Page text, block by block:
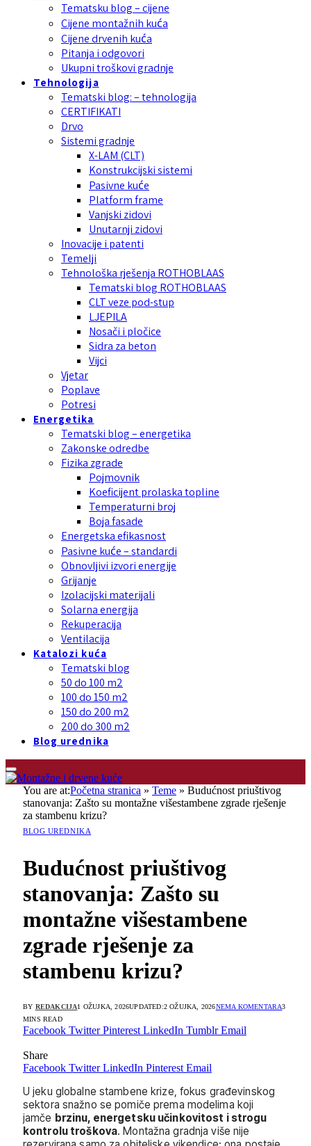
Tematsku blog – cijene
Cijene montažnih kuća
Cijene drvenih kuća
Pitanja i odgovori
Ukupni troškovi gradnje
Tehnologija
Tematski blog: – tehnologija
CERTIFIKATI
Drvo
Sistemi gradnje
X-LAM (CLT)
Konstrukcijski sistemi
Pasivne kuće
Platform frame
Vanjski zidovi
Unutarnji zidovi
Inovacije i patenti
Temelji
Tehnološka rješenja ROTHOBLAAS
Tematski blog ROTHOBLAAS
CLT veze pod-stup
LJEPILA
Nosači i pločice
Sidra za beton
Vijci
Vjetar
Poplave
Potresi
Energetika
Tematski blog – energetika
Zakonske odredbe
Fizika zgrade
Pojmovnik
Koeficijent prolaska topline
Temperaturni broj
Boja fasade
Energetska efikasnost
Pasivne kuće – standardi
Obnovljivi izvori energije
Grijanje
Izolacijski materijali
Solarna energija
Rekuperacija
Ventilacija
Katalozi kuća
Tematski blog
50 do 100 m2
100 do 150 m2
150 do 200 m2
200 do 300 m2
Blog urednika
You are at:Početna stranica » Teme » Budućnost priuštivog
stanovanja: Zašto su montažne višestambene zgrade rješenje
za stambenu krizu?
BLOG UREDNIKA
Budućnost priuštivog
stanovanja: Zašto su
montažne višestambene
zgrade rješenje za
stambenu krizu?
BY REDAKCIJA1 OŽUJKA, 2026UPDATED:2 OŽUJKA, 2026NEMA KOMENTARA3
MINS READ
Facebook Twitter Pinterest LinkedIn Tumblr Email
Share
Facebook Twitter LinkedIn Pinterest Email
U jeku globalne stambene krize, fokus građevinskog
sektora snažno se pomiče prema modelima koji
jamče brzinu, energetsku učinkovitost i strogu
kontrolu troškova. Montažna gradnja više nije